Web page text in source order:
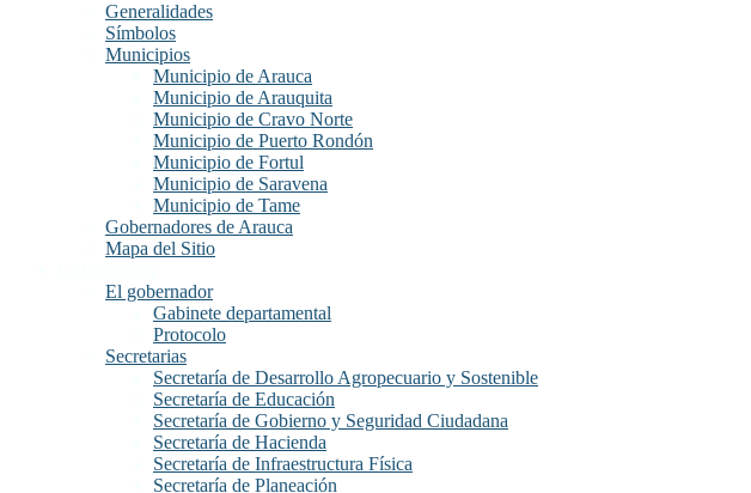
Generalidades
Símbolos
Municipios
Municipio de Arauca
Municipio de Arauquita
Municipio de Cravo Norte
Municipio de Puerto Rondón
Municipio de Fortul
Municipio de Saravena
Municipio de Tame
Gobernadores de Arauca
Mapa del Sitio
El gobernador
Gabinete departamental
Protocolo
Secretarias
Secretaría de Desarrollo Agropecuario y Sostenible
Secretaría de Educación
Secretaría de Gobierno y Seguridad Ciudadana
Secretaría de Hacienda
Secretaría de Infraestructura Física
Secretaría de Planeación